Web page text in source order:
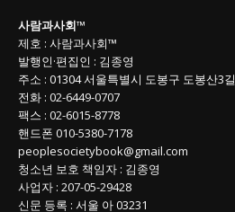
목
록
사람과사회™
제호 : 사람과사회™
발행인·편집인 : 김종영
주소 : 01304서울특별시 도봉구 도봉산3길
전화 : 02-6449-0707
팩스 : 02-6015-8778
핸드폰 010-5380-7178
peoplesocietybook@gmail.com
청소년 보호 책임자 : 김종영
사업자 : 207-05-29428
신문 등록 : 서울 아 03231